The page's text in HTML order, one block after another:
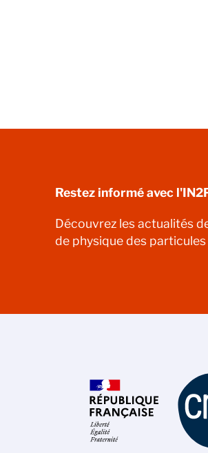
Restez informé avec
Découvrez les actualités
de physique des particules